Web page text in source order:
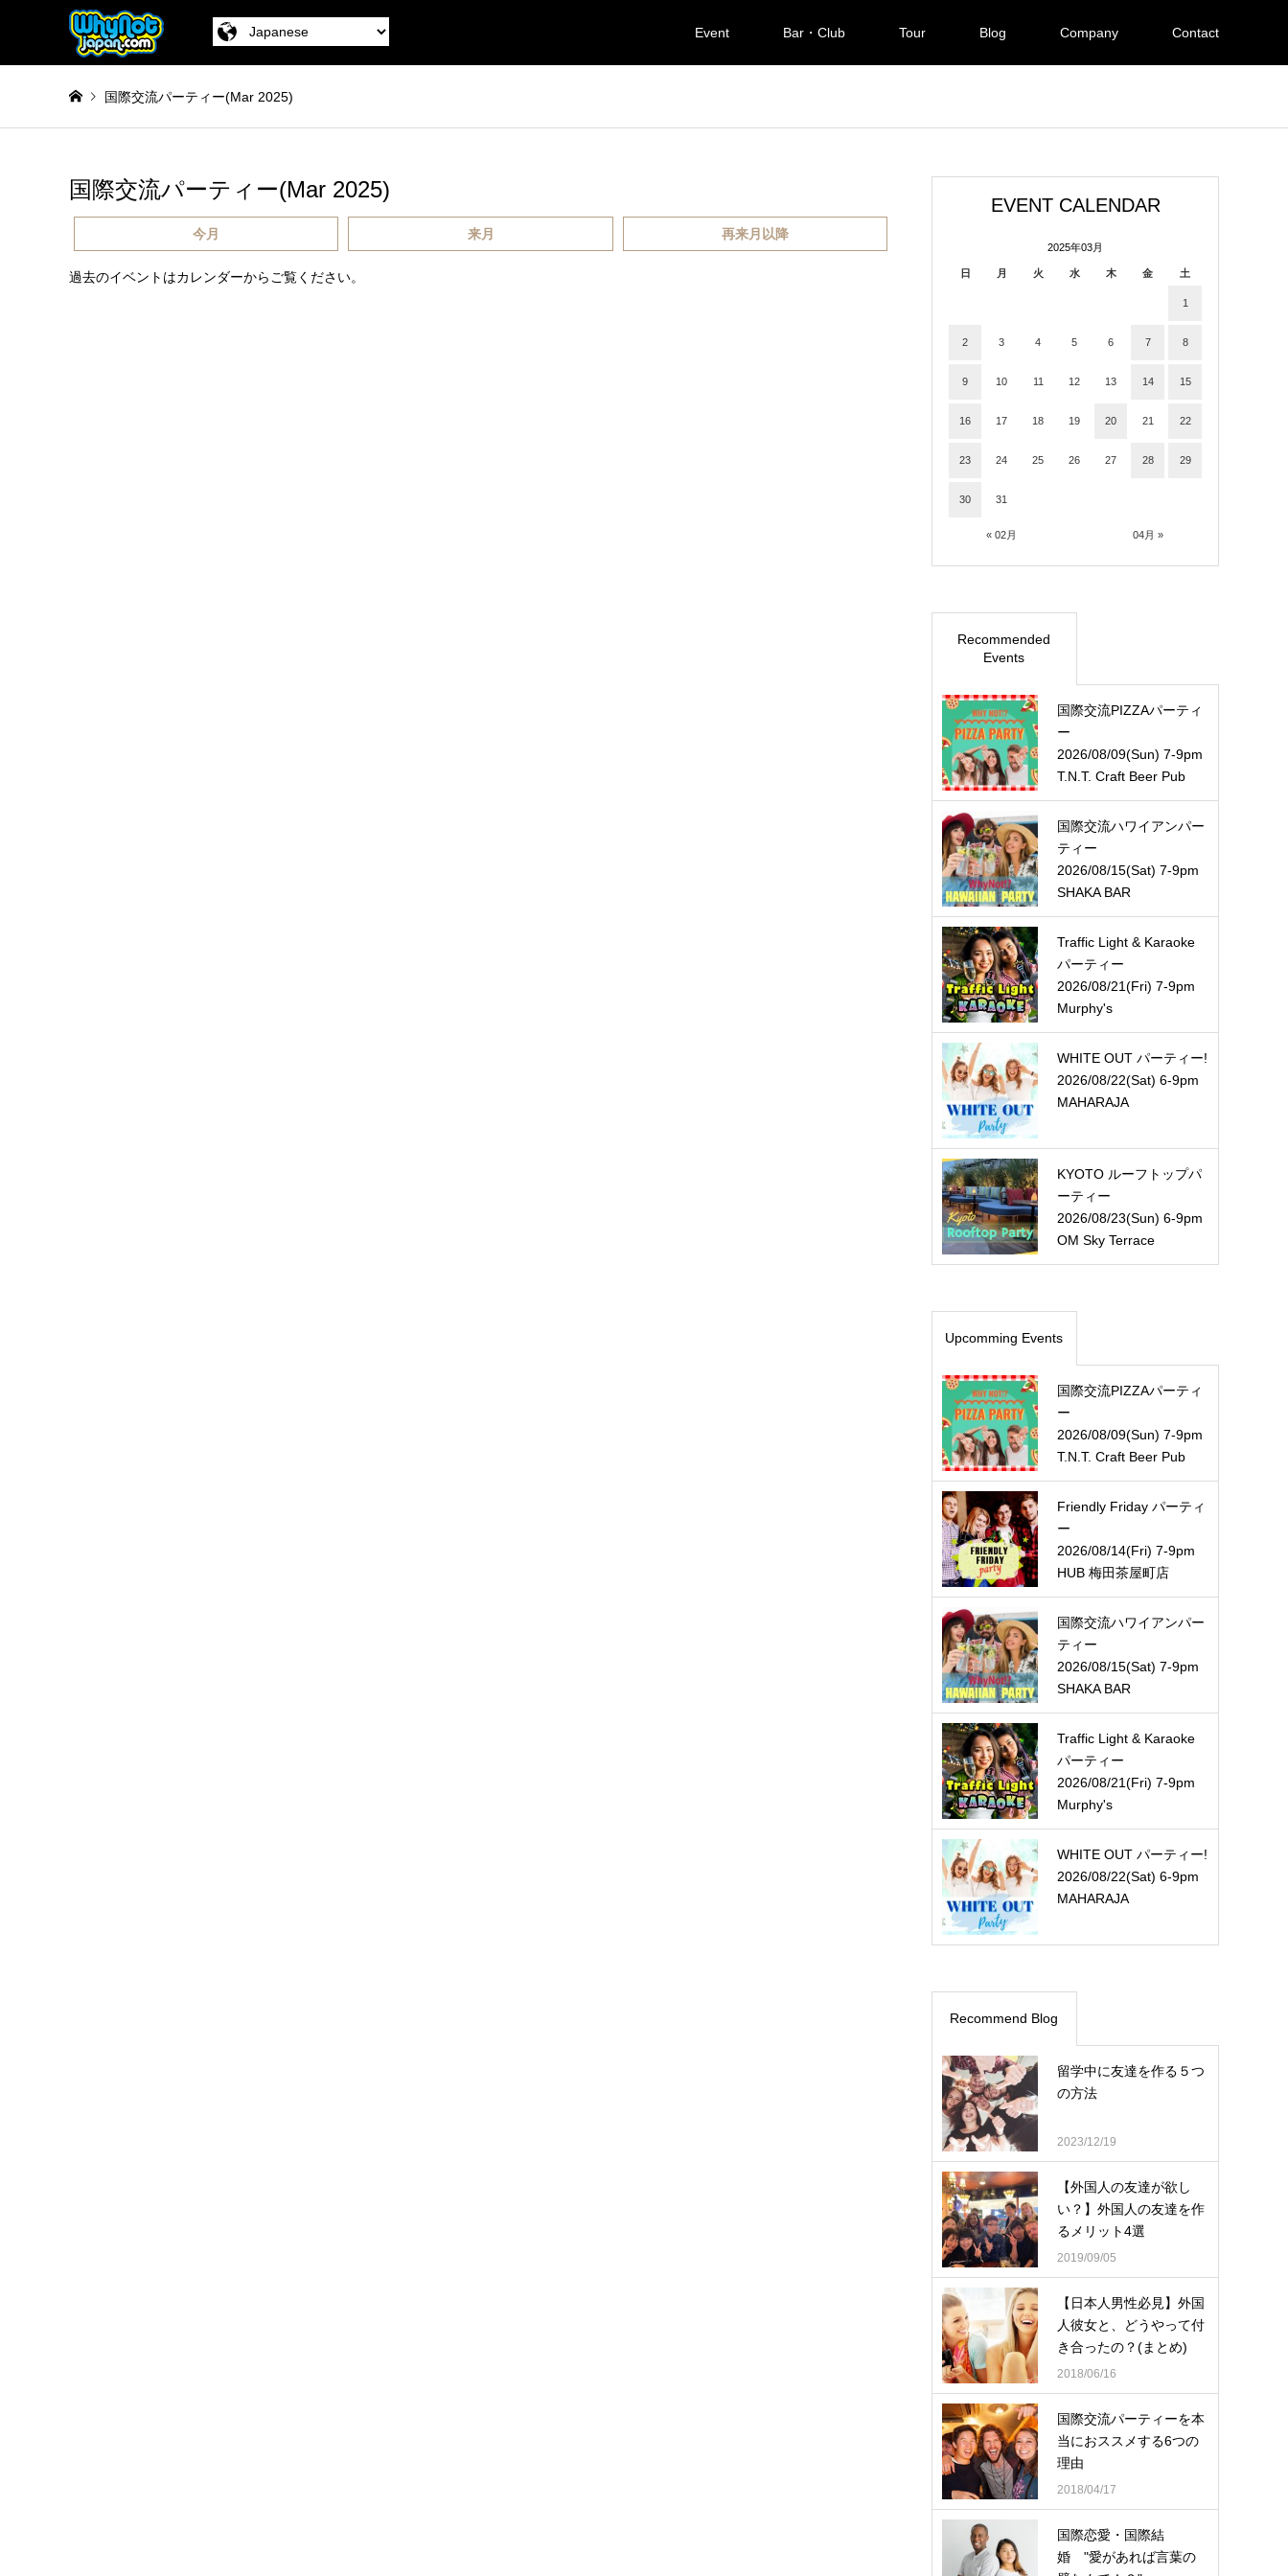
Event Bar・Club Tour Blog Company Contact
国際交流パーティー(Mar 2025)
国際交流パーティー(Mar 2025)
今月 来月 再来月以降
過去のイベントはカレンダーからご覧ください。
EVENT CALENDAR
2025年03月
日 月 火 水 木 金 土
« 02月 04月 »
1
2 3 4 5 6 7 8
9 10 11 12 13 14 15
16 17 18 19 20 21 22
23 24 25 26 27 28 29
30 31
Recommended
Events
国際交流PIZZAパーティ
ー
2026/08/09(Sun) 7-9pm
T.N.T. Craft Beer Pub
国際交流ハワイアンパー
ティー
2026/08/15(Sat) 7-9pm
SHAKA BAR
Traffic Light & Karaoke
パーティー
2026/08/21(Fri) 7-9pm
Murphy's
WHITE OUT パーティー!
2026/08/22(Sat) 6-9pm
MAHARAJA
KYOTO ルーフトップパ
ーティー
2026/08/23(Sun) 6-9pm
OM Sky Terrace
Upcomming Events
国際交流PIZZAパーティ
ー
2026/08/09(Sun) 7-9pm
T.N.T. Craft Beer Pub
Friendly Friday パーティ
ー
2026/08/14(Fri) 7-9pm
HUB 梅田茶屋町店
国際交流ハワイアンパー
ティー
2026/08/15(Sat) 7-9pm
SHAKA BAR
Traffic Light & Karaoke
パーティー
2026/08/21(Fri) 7-9pm
Murphy's
WHITE OUT パーティー!
2026/08/22(Sat) 6-9pm
MAHARAJA
Recommend Blog
留学中に友達を作る５つ
の方法
2023/12/19
【外国人の友達が欲し
い？】外国人の友達を作
るメリット4選
2019/09/05
【日本人男性必見】外国
人彼女と、どうやって付
き合ったの？(まとめ)
2018/06/16
国際交流パーティーを本
当におススメする6つの
理由
2018/04/17
国際恋愛・国際結
婚 "愛があれば言葉の